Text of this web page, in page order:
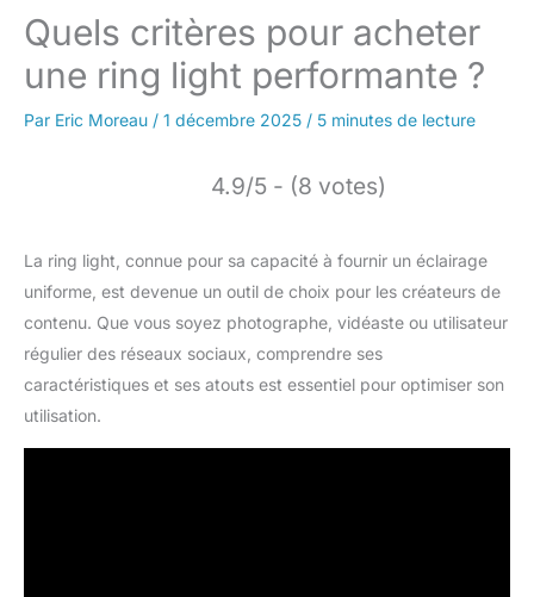
Quels critères pour acheter
une ring light performante ?
Par Eric Moreau / 1 décembre 2025 / 5 minutes de lecture
4.9/5 - (8 votes)
La ring light, connue pour sa capacité à fournir un éclairage
uniforme, est devenue un outil de choix pour les créateurs de
contenu. Que vous soyez photographe, vidéaste ou utilisateur
régulier des réseaux sociaux, comprendre ses
caractéristiques et ses atouts est essentiel pour optimiser son
utilisation.